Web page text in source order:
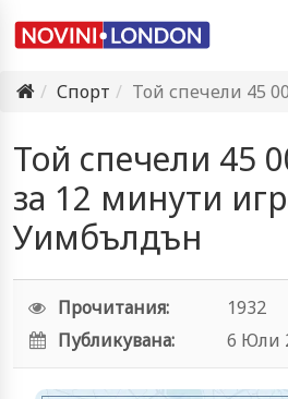
Спорт
Той спечели 45 000
Той спечели 45
за 12 минути
Уимбълдън
Прочитания:
1932
Публикувана:
6 Юли